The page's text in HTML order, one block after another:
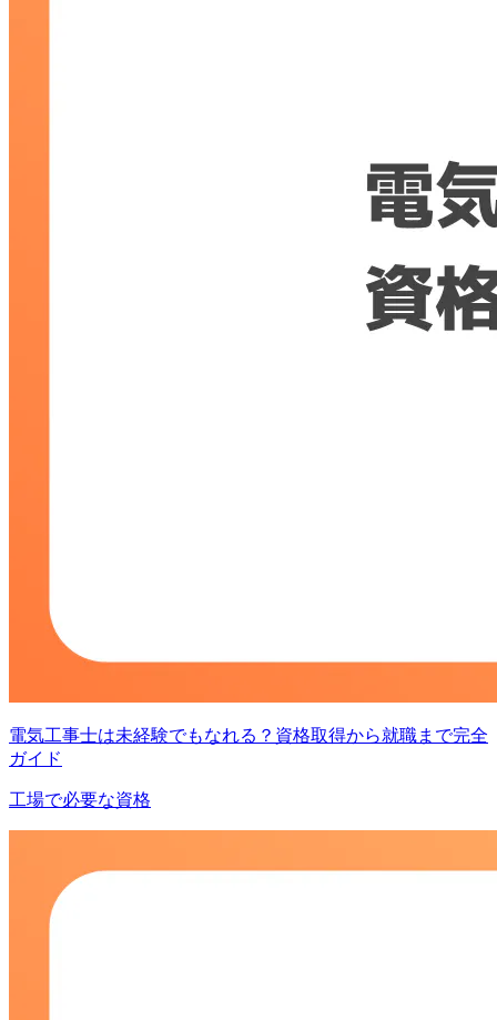
電気工事士は未経験でもなれる？資格取得から就職まで完全
ガイド
工場で必要な資格